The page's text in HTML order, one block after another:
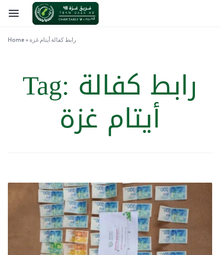
Home» رابط كفالة أيتام غزة
Tag: رابط كفالة
أيتام غزة